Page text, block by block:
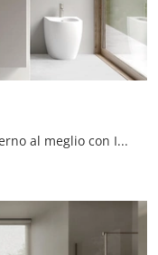
Arreda la stanza del benessere moderno al meglio con INK NK013, mobili bagno sospesi e accessori in melaminico di Compab.